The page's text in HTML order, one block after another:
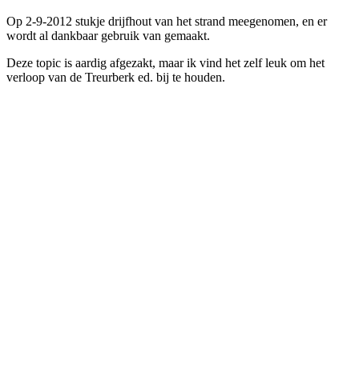
Op 2-9-2012 stukje drijfhout van het strand meegenomen, en er
wordt al dankbaar gebruik van gemaakt.
Deze topic is aardig afgezakt, maar ik vind het zelf leuk om het
verloop van de Treurberk ed. bij te houden.